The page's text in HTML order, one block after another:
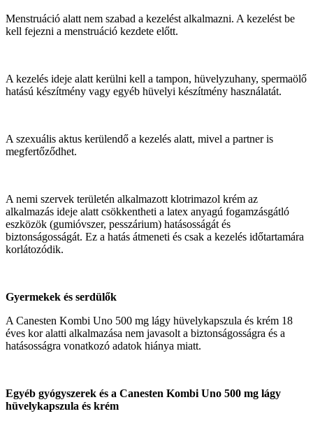
Menstruáció alatt nem szabad a kezelést alkalmazni. A kezelést be
kell fejezni a menstruáció kezdete előtt.
A kezelés ideje alatt kerülni kell a tampon, hüvelyzuhany, spermaölő
hatású készítmény vagy egyéb hüvelyi készítmény használatát.
A szexuális aktus kerülendő a kezelés alatt, mivel a partner is
megfertőződhet.
A nemi szervek területén alkalmazott klotrimazol krém az
alkalmazás ideje alatt csökkentheti a latex anyagú fogamzásgátló
eszközök (gumióvszer, pesszárium) hatásosságát és
biztonságosságát. Ez a hatás átmeneti és csak a kezelés időtartamára
korlátozódik.
Gyermekek és serdülők
A Canesten Kombi Uno 500 mg lágy hüvelykapszula és krém 18
éves kor alatti alkalmazása nem javasolt a biztonságosságra és a
hatásosságra vonatkozó adatok hiánya miatt.
Egyéb gyógyszerek és a Canesten Kombi Uno 500 mg lágy
hüvelykapszula és krém